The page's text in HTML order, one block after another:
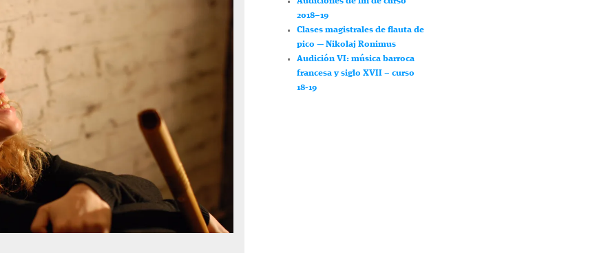
2018–19
Clases magistrales de flauta de
pico — Nikolaj Ronimus
Audición VI: música barroca
francesa y siglo XVII – curso
18-19